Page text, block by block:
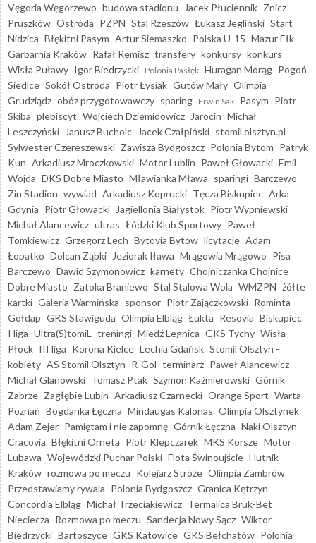
Vęgoria Węgorzewo budowa stadionu Jacek Płuciennik Znicz
Pruszków Ostróda PZPN Stal Rzeszów Łukasz Jegliński Start
Nidzica Błękitni Pasym Artur Siemaszko Polska U-15 Mazur Ełk
Garbarnia Kraków Rafał Remisz transfery konkursy konkurs
Wisła Puławy Igor Biedrzycki Polonia Pasłęk Huragan Morąg Pogoń
Siedlce Sokół Ostróda Piotr Łysiak Gutów Mały Olimpia
Grudziądz obóz przygotowawczy sparing Erwin Sak Pasym Piotr
Skiba plebiscyt Wojciech Dziemidowicz Jarocin Michał
Leszczyński
Janusz Bucholc Jacek Czałpiński stomil.olsztyn.pl
Sylwester Czereszewski Zawisza Bydgoszcz Polonia Bytom Patryk
Kun Arkadiusz Mroczkowski Motor Lublin Paweł Głowacki Emil
Wojda DKS Dobre Miasto Mławianka Mława sparingi Barczewo
Zin Stadion wywiad Arkadiusz Koprucki Tęcza Biskupiec Arka
Gdynia Piotr Głowacki Jagiellonia Białystok Piotr Wypniewski
Michał Alancewicz ultras Łódzki Klub Sportowy Paweł
Tomkiewicz Grzegorz Lech Bytovia Bytów licytacje Adam
Łopatko Dolcan Ząbki Jeziorak Iława Mrągowia Mrągowo Pisa
Barczewo Dawid Szymonowicz karnety Chojniczanka Chojnice
Dobre Miasto Zatoka Braniewo Stal Stalowa Wola WMZPN żółte
kartki Galeria Warmińska sponsor Piotr Zajączkowski Rominta
Gołdap GKS Stawiguda Olimpia Elbląg Łukta Resovia Biskupiec
I liga Ultra(S)tomiL treningi Miedź Legnica GKS Tychy Wisła
Płock III liga Korona Kielce Lechia Gdańsk Stomil Olsztyn -
kobiety AS Stomil Olsztyn R-Gol terminarz Paweł Alancewicz
Michał Glanowski Tomasz Ptak Szymon Kaźmierowski Górnik
Zabrze Zagłębie Lubin Arkadiusz Czarnecki Orange Sport Warta
Poznań Bogdanka Łęczna Mindaugas Kalonas Olimpia Olsztynek
Adam Zejer Pamiętam i nie zapomnę Górnik Łęczna Naki Olsztyn
Cracovia Błękitni Orneta Piotr Klepczarek MKS Korsze Motor
Lubawa Wojewódzki Puchar Polski Flota Świnoujście Hutnik
Kraków rozmowa po meczu Kolejarz Stróże Olimpia Zambrów
Przedstawiamy rywala Polonia Bydgoszcz Granica Kętrzyn
Concordia Elbląg Michał Trzeciakiewicz Termalica Bruk-Bet
Nieciecza Rozmowa po meczu Sandecja Nowy Sącz Wiktor
Biedrzycki Bartoszyce GKS Katowice GKS Bełchatów Polonia